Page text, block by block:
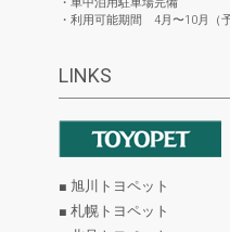
・車中泊用駐車場完備
・利用可能期間 4月〜10月（予
LINKS
■ 旭川トヨペット
■ 札幌トヨペット